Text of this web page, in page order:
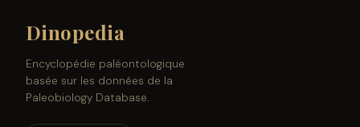
Dinopedia
Encyclopédie paléontologique
basée sur les données de la
Paleobiology Database.